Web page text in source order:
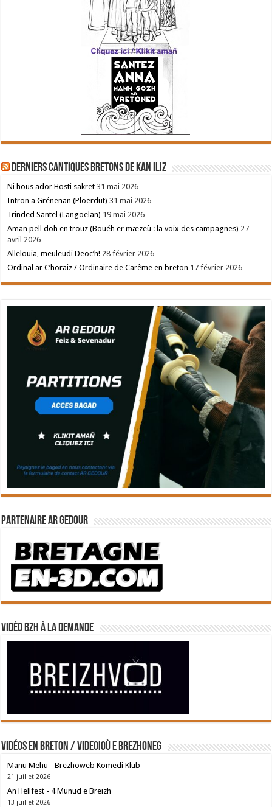
Derniers cantiques bretons de Kan Iliz
Ni hous ador Hosti sakret 31 mai 2026
Intron a Grénenan (Ploërdut) 31 mai 2026
Trinded Santel (Langoëlan) 19 mai 2026
Amañ pell doh en trouz (Bouéh er mæzeù : la voix des campagnes) 27
avril 2026
Allelouia, meuleudi Deoc’h! 28 février 2026
Ordinal ar C’horaiz / Ordinaire de Carême en breton 17 février 2026
Partenaire Ar Gedour
Vidéo BZH à la demande
Vidéos en breton / Videoioù e brezhoneg
Manu Mehu - Brezhoweb Komedi Klub
21 juillet 2026
An Hellfest - 4 Munud e Breizh
13 juillet 2026